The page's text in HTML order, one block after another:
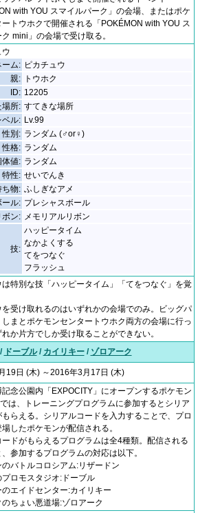
with YOU スマイルパーク」の会場、またはポケ
ートウホクで開催される「POKÉMON with YOU ス
mini」の会場で受け取る。
ーム: ピカチュウ
親:
トウホク
ID: 12205
場所: すてきな場所
ベル: Lv.99
性別: ランダム (♂or♀)
性格: ランダム
体値: ランダム
特性: せいでんき
ち物: ふしぎなアメ
ール: プレシャスボール
ボン: メモリアルリボン
技:
ハッピータイム
なかよくする
てをつなぐ
フラッシュ
は特別な技「ハッピータイム」「てをつなぐ」を覚
を受け取れるのはいずれかの会場でのみ。ビッグパ
しまとポケモンセンタートウホク両方の会場に行っ
か片方でしか受け取ることができない。
ドーブル/ カイリキー/ ゾロアーク
19日 (木) ～2016年3月17日 (木)
念公園内「EXPOCITY」にオープンするポケモン
は、トレーニングプログラムに参加するとシリア
もらえる。シリアルコードを入力することで、プロ
したポケモンが配信される。
ードがもらえるプログラムは全4種類。配信される
参加するプログラムの対応は以下。
のバトルコロシアム:リザードン
プロモスタジオ:ドーブル
のエイドセンター:カイリキー
ちょい悪道場:ゾロアーク